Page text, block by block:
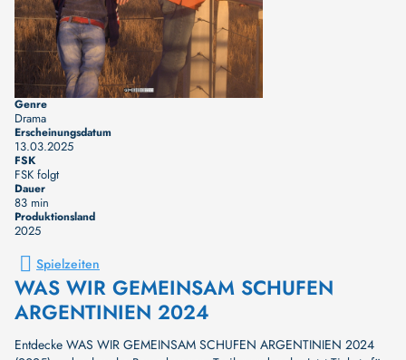
Genre
Drama
Erscheinungsdatum
13.03.2025
FSK
FSK folgt
Dauer
83 min
Produktionsland
2025
Spielzeiten
WAS WIR GEMEINSAM SCHUFEN
ARGENTINIEN 2024
Entdecke WAS WIR GEMEINSAM SCHUFEN ARGENTINIEN 2024